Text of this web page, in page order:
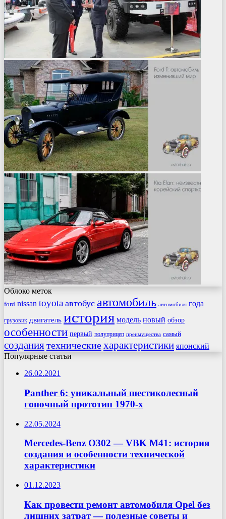
Облоко меток
ford nissan toyota автобус автомобиль автомобиля года
грузовик двигатель история модель новый обзор
особенности первый полуприцеп преимущества самый
созданиятехническиехарактеристики японский
Популярные статьи
26.02.2021
Panther 6: уникальный шестиколесный
гоночный прототип 1970-х
22.05.2024
Mercedes-Benz O302 — VBK M41: история
создания и особенности технической
характеристики
01.12.2023
Как провести ремонт автомобиля Opel без
лишних затрат — полезные советы и